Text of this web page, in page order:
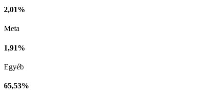
2,01%
Meta
1,91%
Egyéb
65,53%